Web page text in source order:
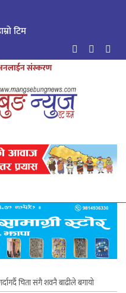
टिम
संस्करण
चिता संगै शवनै बाढीले बगायो